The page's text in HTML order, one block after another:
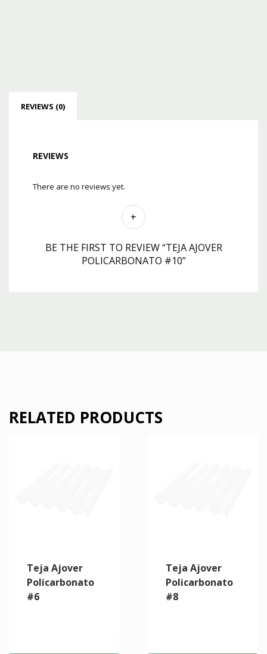
REVIEWS (0)
REVIEWS
There are no reviews yet.
BE THE FIRST TO REVIEW “TEJA AJOVER
POLICARBONATO #10”
RELATED PRODUCTS
Teja Ajover
Policarbonato
#6
Teja Ajover
Policarbonato
#8